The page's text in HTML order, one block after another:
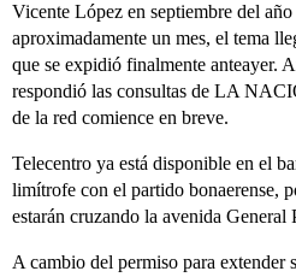
Vicente López en septiembre del
aproximadamente un mes, el tema
que se expidió finalmente anteayer.
respondió las consultas de LA
de la red comience en breve.
Telecentro ya está disponible en el
limítrofe con el partido bonaerense,
estarán cruzando la avenida General
A cambio del permiso para extender